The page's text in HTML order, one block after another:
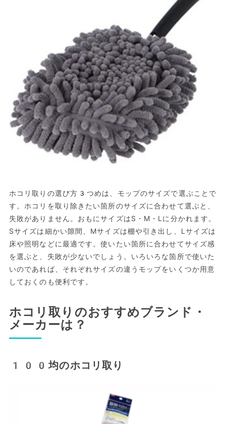
ホコリ取りの選び方3つめは、モップのサイズで選ぶことで
す。ホコリを取り除きたい箇所のサイズに合わせて選ぶと、
失敗がありません。おもにサイズはS・M・Lに分かれます。
Sサイズは細かい隙間、Mサイズは棚や引き出し、Lサイズは
床や照明などに最適です。使いたい箇所に合わせてサイズ感
を選ぶと、失敗が少ないでしょう。いろいろな箇所で使いた
いのであれば、それぞれサイズの違うモップをいくつか用意
しておくのも便利です。
ホコリ取りのおすすめブランド・
メーカーは？
100均のホコリ取り